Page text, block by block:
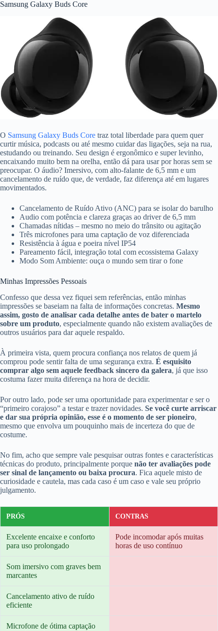
Samsung Galaxy Buds Core
O Samsung Galaxy Buds Core traz total liberdade para quem quer
curtir música, podcasts ou até mesmo cuidar das ligações, seja na rua,
estudando ou treinando. Seu design é ergonômico e super levinho,
encaixando muito bem na orelha, então dá para usar por horas sem se
preocupar. O áudio? Imersivo, com alto-falante de 6,5 mm e um
cancelamento de ruído que, de verdade, faz diferença até em lugares
movimentados.
Cancelamento de Ruído Ativo (ANC) para se isolar do barulho
Audio com potência e clareza graças ao driver de 6,5 mm
Chamadas nítidas – mesmo no meio do trânsito ou agitação
Três microfones para uma captação de voz diferenciada
Resistência à água e poeira nível IP54
Pareamento fácil, integração total com ecossistema Galaxy
Modo Som Ambiente: ouça o mundo sem tirar o fone
Minhas Impressões Pessoais
Confesso que dessa vez fiquei sem referências, então minhas
impressões se baseiam na falta de informações concretas. Mesmo
assim, gosto de analisar cada detalhe antes de bater o martelo
sobre um produto, especialmente quando não existem avaliações de
outros usuários para dar aquele respaldo.
À primeira vista, quem procura confiança nos relatos de quem já
comprou pode sentir falta de uma segurança extra. É esquisito
comprar algo sem aquele feedback sincero da galera, já que isso
costuma fazer muita diferença na hora de decidir.
Por outro lado, pode ser uma oportunidade para experimentar e ser o
“primeiro corajoso” a testar e trazer novidades. Se você curte arriscar
e dar sua própria opinião, esse é o momento de ser pioneiro,
mesmo que envolva um pouquinho mais de incerteza do que de
costume.
No fim, acho que sempre vale pesquisar outras fontes e características
técnicas do produto, principalmente porque não ter avaliações pode
ser sinal de lançamento ou baixa procura. Fica aquele misto de
curiosidade e cautela, mas cada caso é um caso e vale seu próprio
julgamento.
PRÓS CONTRAS
Excelente encaixe e conforto
para uso prolongado
Pode incomodar após muitas
horas de uso contínuo
Som imersivo com graves bem
marcantes
Cancelamento ativo de ruído
eficiente
Microfone de ótima captação